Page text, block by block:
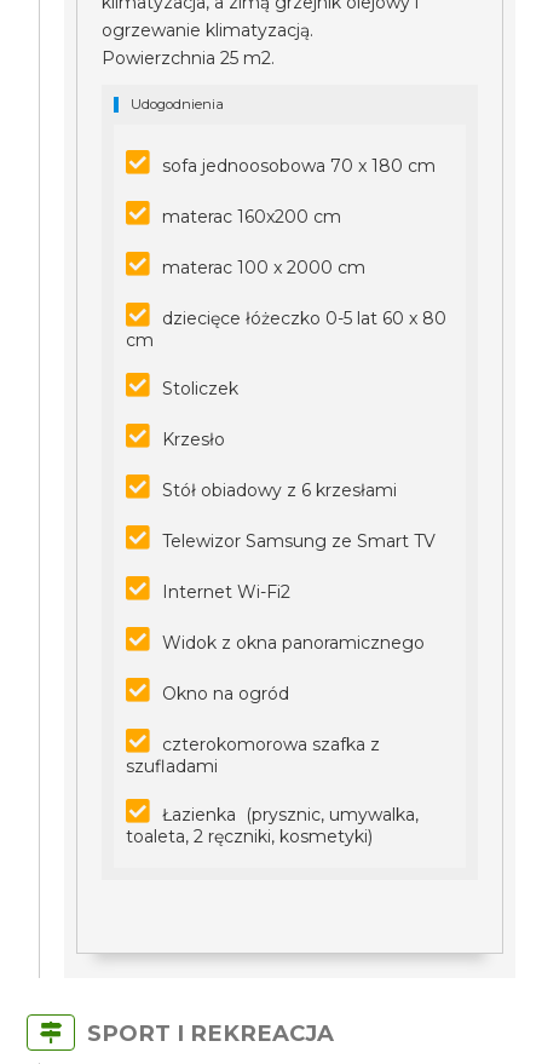
ogrzewanie klimatyzacją.
Powierzchnia 25 m2.
Udogodnienia
sofa jednoosobowa 70 x 180 cm
materac 160x200 cm
materac 100 x 2000 cm
dziecięce łóżeczko 0-5 lat 60 x 80
cm
Stoliczek
Krzesło
Stół obiadowy z 6 krzesłami
Telewizor Samsung ze Smart TV
Internet Wi-Fi2
Widok z okna panoramicznego
Okno na ogród
czterokomorowa szafka z
szufladami
Łazienka (prysznic, umywalka,
toaleta, 2 ręczniki, kosmetyki)
SPORT I REKREACJA